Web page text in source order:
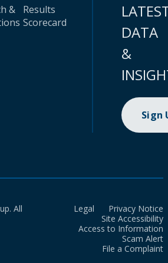
&
Results
Scorecard
DATA
&
Sign
All
Legal
Privacy Notice
Site Accessibility
Access to Information
Scam Alert
File a Complaint